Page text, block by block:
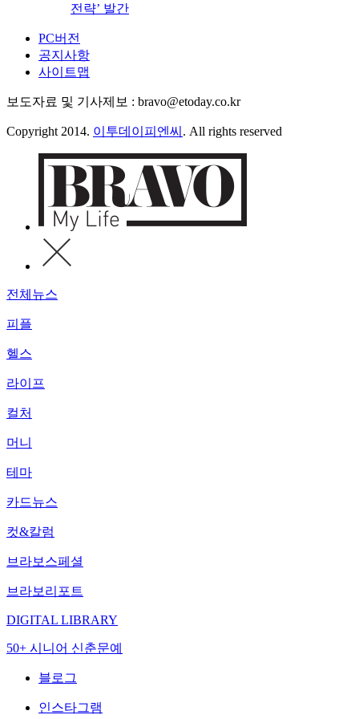
전략’ 발간
PC버전
공지사항
사이트맵
보도자료 및 기사제보 : bravo@etoday.co.kr
Copyright 2014. 이투데이피엔씨 . All rights reserved
전체뉴스
피플
헬스
라이프
컬처
머니
테마
카드뉴스
컷&칼럼
브라보스페셜
브라보리포트
DIGITAL LIBRARY
50+ 시니어 신춘문예
블로그
인스타그램